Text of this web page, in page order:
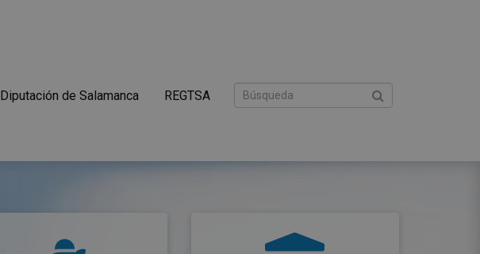
Diputación de Salamanca REGTSA